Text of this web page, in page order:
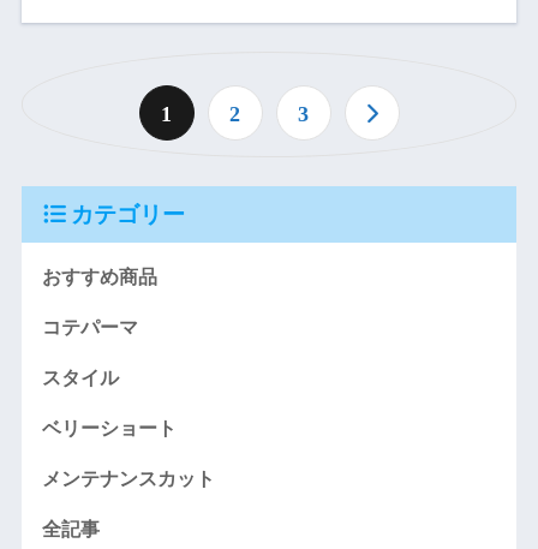
1 2 3
カテゴリー
おすすめ商品
コテパーマ
スタイル
ベリーショート
メンテナンスカット
全記事